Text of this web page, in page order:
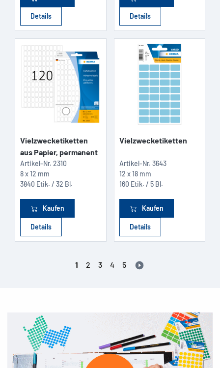
Details Details
Vielzwecketiketten
aus Papier, permanent
Artikel-Nr. 2310
8 x 12 mm
3840 Etik. / 32 Bl.
Kaufen
Details
Vielzwecketiketten
Artikel-Nr. 3643
12 x 18 mm
160 Etik. / 5 Bl.
Kaufen
Details
1 2 3 4 5